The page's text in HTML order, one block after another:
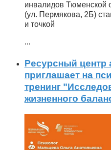
инвалидов Тюменской
(ул. Пермякова, 2Б)
и точкой
...
Ресурсный центр
приглашает на
тренинг
жизненного